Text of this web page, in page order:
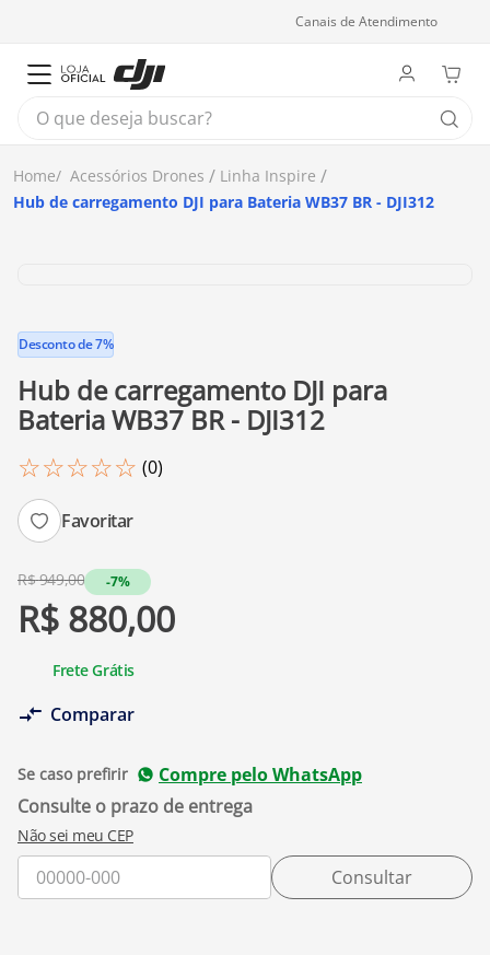
Canais de Atendimento
O que deseja buscar?
Acessórios Drones
Linha Inspire
Hub de carregamento DJI para Bateria WB37 BR - DJI312
Desconto de 7%
Hub de carregamento DJI para
Bateria WB37 BR - DJI312
☆☆☆☆☆ (0)
Favoritar
R$949,00 -7%
R$ 880,00
Frete Grátis
Comparar
Se caso prefirir Compre pelo WhatsApp
Não sei meu CEP